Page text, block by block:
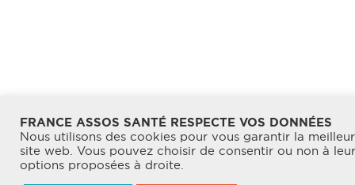
FRANCE ASSOS SANTÉ RESPECTE VOS DONNÉES
Nous utilisons des cookies pour vous garantir la
site web. Vous pouvez choisir de consentir ou non à
options proposées à droite.